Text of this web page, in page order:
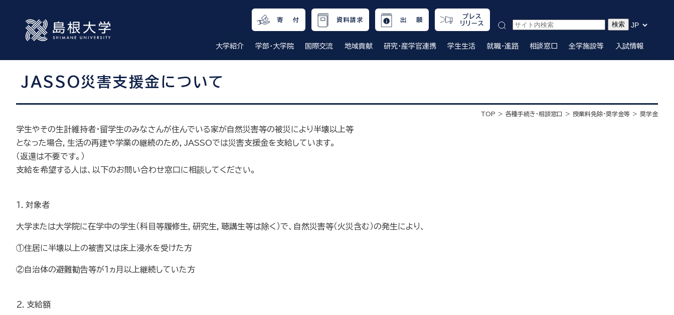
寄 付 資料請求 出 願
プレス
リリース
大学紹介 学部・大学院 国際交流 地域貢献 研究・産学官連携 学生生活 就職・進路 相談窓口 全学施設等 入試情報
JASSO災害支援金について
TOP 各種手続き・相談窓口 授業料免除・奨学金等 奨学金
学生やその生計維持者・留学生のみなさんが住んでいる家が自然災害等の被災により半壊以上等
となった場合，生活の再建や学業の継続のため，JASSOでは災害支援金を支給しています。
（返還は不要です。）
支給を希望する人は、以下のお問い合わせ窓口に相談してください。
１．対象者
大学または大学院に在学中の学生（科目等履修生，研究生，聴講生等は除く）で、自然災害等（火災含む）の発生により、
①住居に半壊以上の被害又は床上浸水を受けた方
②自治体の避難勧告等が１ヵ月以上継続していた方
２．支給額